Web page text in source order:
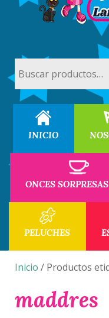
por:
INICIO
ONCES SORPRESAS
PELUCHES
Inicio / Productos
maddres